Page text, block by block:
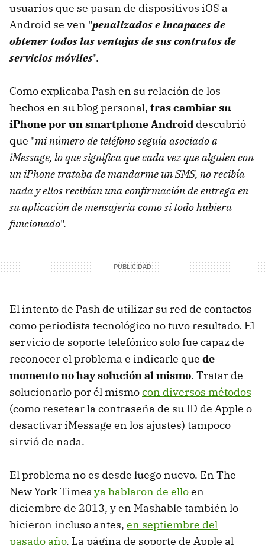
usuarios que se pasan de dispositivos iOS a
Android se ven "penalizados e incapaces de
obtener todos las ventajas de sus contratos de
servicios móviles".
Como explicaba Pash en su relación de los
hechos en su blog personal, tras cambiar su
iPhone por un smartphone Android descubrió
que "mi número de teléfono seguía asociado a
iMessage, lo que significa que cada vez que alguien con
un iPhone trataba de mandarme un SMS, no recibía
nada y ellos recibían una confirmación de entrega en
su aplicación de mensajería como si todo hubiera
funcionado".
El intento de Pash de utilizar su red de contactos
como periodista tecnológico no tuvo resultado. El
servicio de soporte telefónico solo fue capaz de
reconocer el problema e indicarle que de
momento no hay solución al mismo. Tratar de
solucionarlo por él mismocon diversos métodos
(como resetear la contraseña de su ID de Apple o
desactivar iMessage en los ajustes) tampoco
sirvió de nada.
El problema no es desde luego nuevo. En The
New York Times ya hablaron de elloen
diciembre de 2013, y en Mashable también lo
hicieron incluso antes, en septiembre del
pasado año. La página de soporte de Apple al